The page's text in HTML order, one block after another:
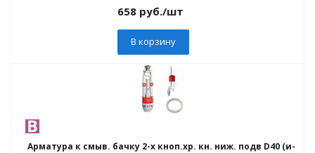
658 руб./шт
В корзину
Арматура к смыв. бачку 2-х кноп.хр. кн. ниж. подв D40 (и-